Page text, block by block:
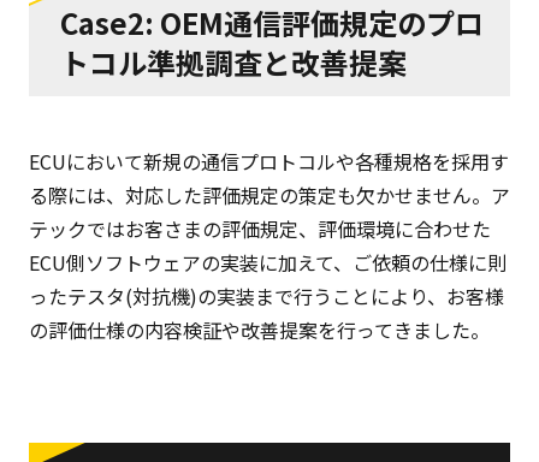
Case2: OEM通信評価規定のプロ
トコル準拠調査と改善提案
ECUにおいて新規の通信プロトコルや各種規格を採用す
る際には、対応した評価規定の策定も欠かせません。ア
テックではお客さまの評価規定、評価環境に合わせた
ECU側ソフトウェアの実装に加えて、ご依頼の仕様に則
ったテスタ(対抗機)の実装まで行うことにより、お客様
の評価仕様の内容検証や改善提案を行ってきました。